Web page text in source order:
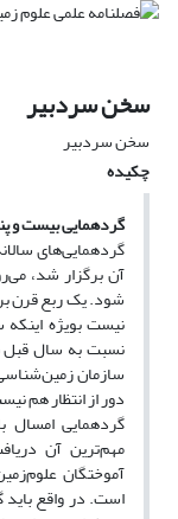
سخن سردبیر
سخن سردبیر
چکیده
گردهمایی بیست و
گردهمایی‌های
آن برگزار شد،‌
شود. یک ربع قرن
نیست بویژه
نسبت به سال قبل
سازمان
دور از انتظار هم
گردهمایی امسال
آموختگان
است. در واقع